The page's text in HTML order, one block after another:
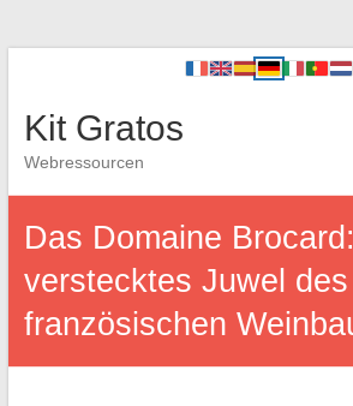
Kit Gratos
Webressourcen
Das Domaine
verstecktes Juwel des
französischen